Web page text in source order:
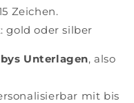
Zeichen.
gold oder silber
Unterlagen, also
mit bis